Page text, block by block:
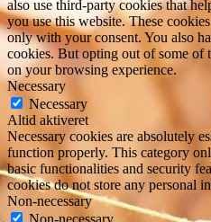
also use third-party cookies that
you use this website. These
only with your consent. You also
cookies. But opting out of some of
on your browsing experience.
Necessary
Necessary
Altid aktiveret
Necessary cookies are absolutely
function properly. This category
basic functionalities and security
cookies do not store any personal
Non-necessary
Non-necessary